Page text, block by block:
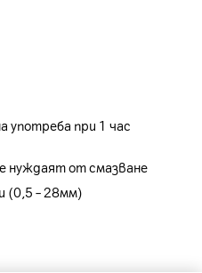
употреба при 1 час
нуждаят от смазване
(0,5 – 28мм)